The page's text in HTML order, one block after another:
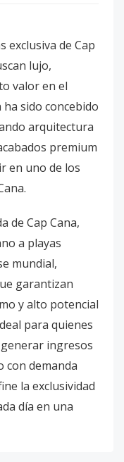
exclusiva de Cap
lujo,
valor en el
ha sido concebido
arquitectura
premium
en uno de los
de Cap Cana,
a playas
mundial,
garantizan
y alto potencial
para quienes
ingresos
con demanda
la exclusividad
día en una